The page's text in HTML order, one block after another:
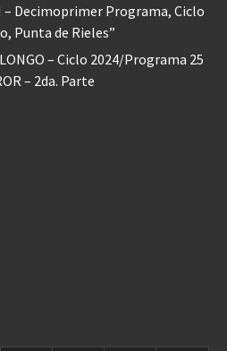
Decimoprimer Programa, Ciclo
Punta de Rieles”
– Ciclo 2024/Programa 25
– 2da. Parte